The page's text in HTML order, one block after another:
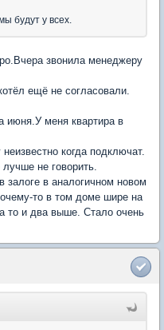
будут у всех.
звонила менеджеру
ещё не согласовали.
июня.У меня квартира в
когда подключат.
не говорить.
залоге в аналогичном новом
то в том доме шире на
то и два выше. Стало очень